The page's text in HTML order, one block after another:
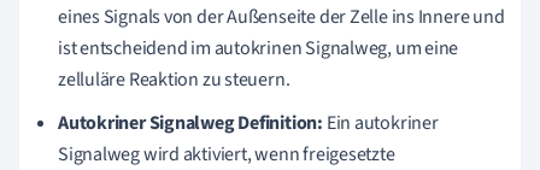
eines Signals von der Außenseite der Zelle ins Innere und
ist entscheidend im autokrinen Signalweg, um eine
zelluläre Reaktion zu steuern.
Autokriner Signalweg Definition: Ein autokriner
Signalweg wird aktiviert, wenn freigesetzte